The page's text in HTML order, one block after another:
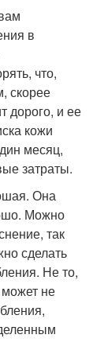
в
что,
скорее
дорого, и ее
кожи
месяц,
затраты.
Она
Можно
так
сделать
Не то,
не